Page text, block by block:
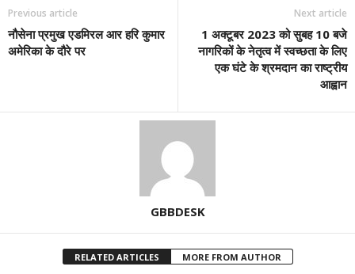
Previous article
नौसेना प्रमुख एडमिरल आर हरि कुमार
अमेरिका के दौरे पर
Next article
1 अक्टूबर 2023 को सुबह 10 बजे
नागरिकों के नेतृत्व में स्वच्छता के लिए
एक घंटे के श्रमदान का राष्ट्रीय
आह्वान
GBBDESK
RELATED ARTICLES MORE FROM AUTHOR